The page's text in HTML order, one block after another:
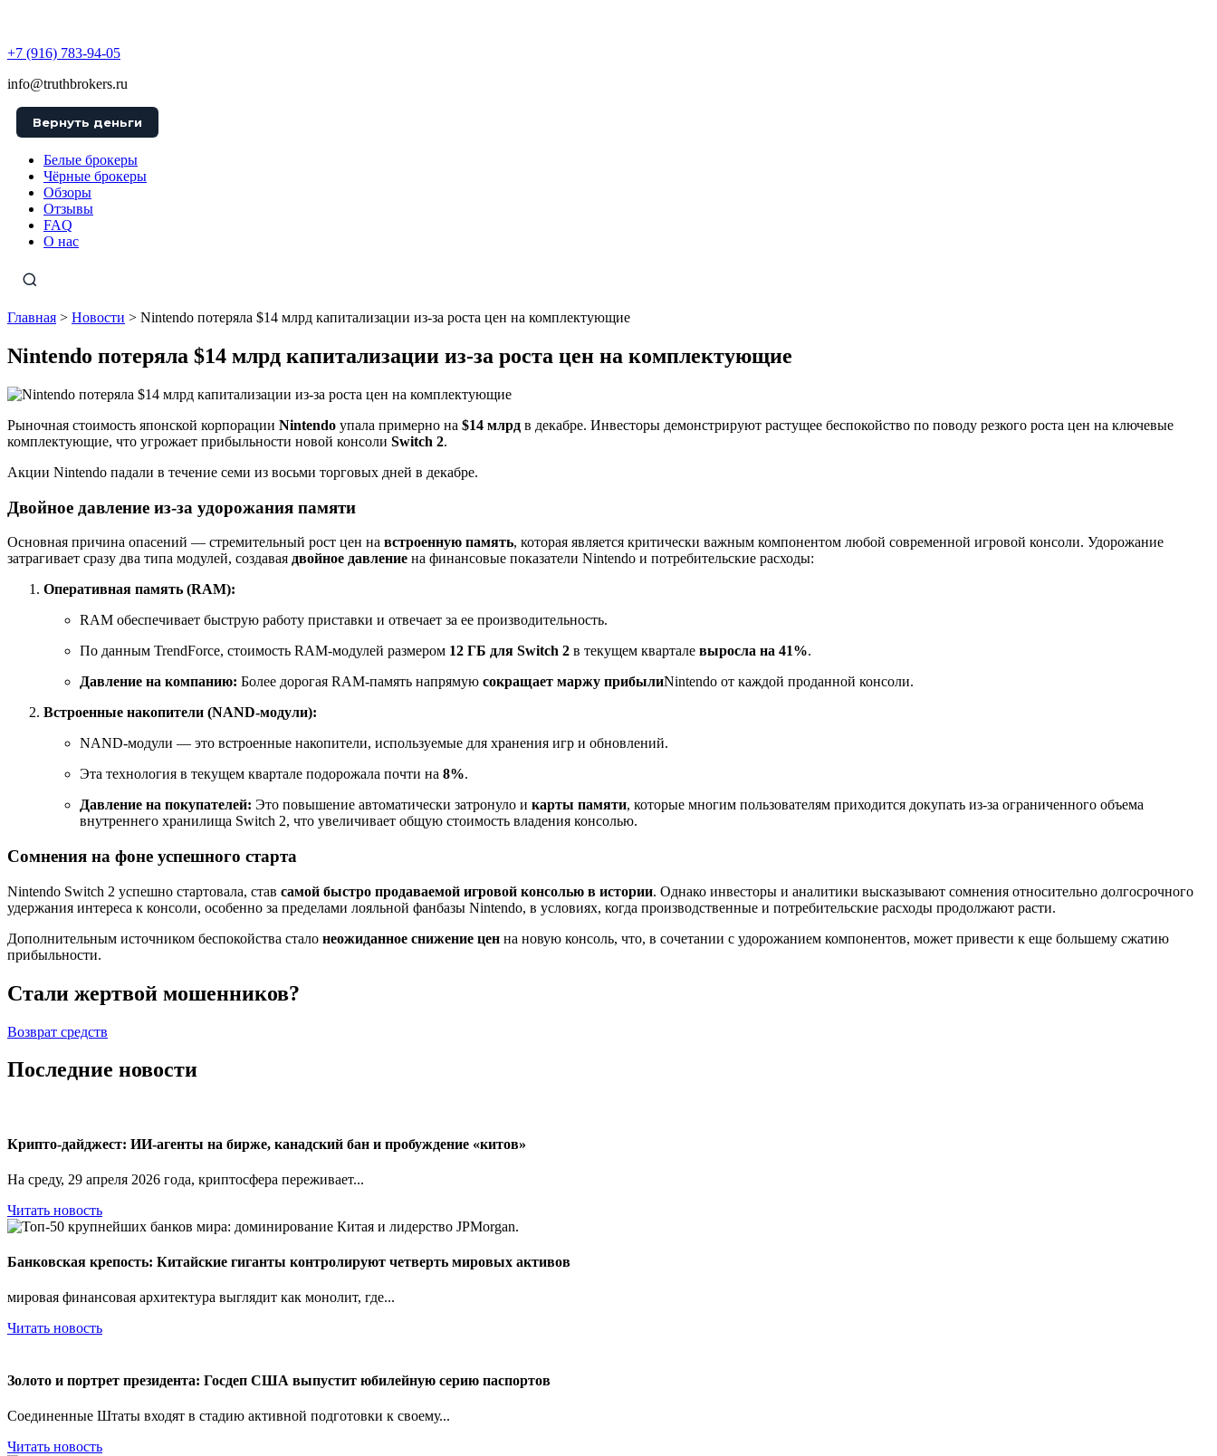
+7 (916) 783-94-05
info@truthbrokers.ru
Вернуть деньги
Белые брокеры
Чёрные брокеры
Обзоры
Отзывы
FAQ
О нас
Главная > Новости > Nintendo потеряла $14 млрд капитализации из-за роста цен на комплектующие
Nintendo потеряла $14 млрд капитализации из-за роста цен на комплектующие
Рыночная стоимость японской корпорации Nintendo упала примерно на $14 млрд в декабре. Инвесторы демонстрируют растущее беспокойство по поводу резкого роста цен на ключевые
комплектующие, что угрожает прибыльности новой консоли Switch 2.
Акции Nintendo падали в течение семи из восьми торговых дней в декабре.
Двойное давление из-за удорожания памяти
Основная причина опасений — стремительный рост цен на встроенную память, которая является критически важным компонентом любой современной игровой консоли. Удорожание
затрагивает сразу два типа модулей, создавая двойное давление на финансовые показатели Nintendo и потребительские расходы:
Оперативная память (RAM):
RAM обеспечивает быструю работу приставки и отвечает за ее производительность.
По данным TrendForce, стоимость RAM-модулей размером 12 ГБ для Switch 2 в текущем квартале выросла на 41%.
Давление на компанию: Более дорогая RAM-память напрямую сокращает маржу прибылиNintendo от каждой проданной консоли.
Встроенные накопители (NAND-модули):
NAND-модули — это встроенные накопители, используемые для хранения игр и обновлений.
Эта технология в текущем квартале подорожала почти на 8%.
Давление на покупателей: Это повышение автоматически затронуло и карты памяти, которые многим пользователям приходится докупать из-за ограниченного объема
внутреннего хранилища Switch 2, что увеличивает общую стоимость владения консолью.
Сомнения на фоне успешного старта
Nintendo Switch 2 успешно стартовала, став самой быстро продаваемой игровой консолью в истории. Однако инвесторы и аналитики высказывают сомнения относительно долгосрочного
удержания интереса к консоли, особенно за пределами лояльной фанбазы Nintendo, в условиях, когда производственные и потребительские расходы продолжают расти.
Дополнительным источником беспокойства стало неожиданное снижение цен на новую консоль, что, в сочетании с удорожанием компонентов, может привести к еще большему сжатию
прибыльности.
Стали жертвой мошенников?
Возврат средств
Последние новости
Крипто-дайджест: ИИ-агенты на бирже, канадский бан и пробуждение «китов»
На среду, 29 апреля 2026 года, криптосфера переживает...
Читать новость
Банковская крепость: Китайские гиганты контролируют четверть мировых активов
мировая финансовая архитектура выглядит как монолит, где...
Читать новость
Золото и портрет президента: Госдеп США выпустит юбилейную серию паспортов
Соединенные Штаты входят в стадию активной подготовки к своему...
Читать новость